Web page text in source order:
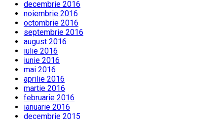
decembrie 2016
noiembrie 2016
octombrie 2016
septembrie 2016
august 2016
iulie 2016
iunie 2016
mai 2016
aprilie 2016
martie 2016
februarie 2016
ianuarie 2016
decembrie 2015